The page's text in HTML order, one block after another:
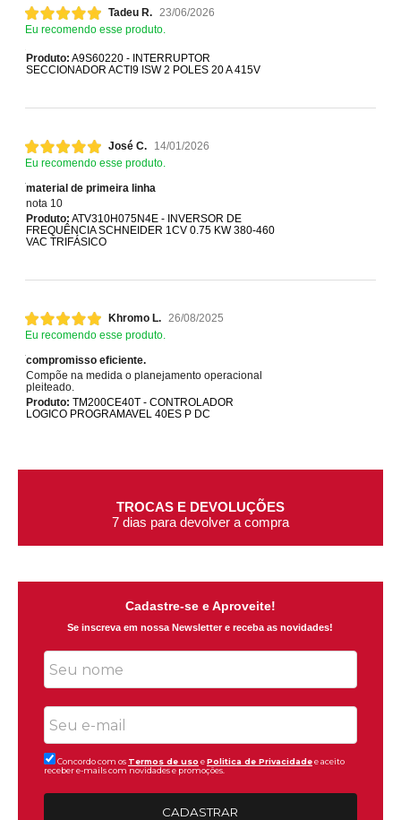
Tadeu R. 23/06/2026
Eu recomendo esse produto.
Produto: A9S60220 - INTERRUPTOR
SECCIONADOR ACTI9 ISW 2 POLES 20 A 415V
José C.
14/01/2026
Eu recomendo esse produto.
material de primeira linha
nota 10
Produto: ATV310H075N4E - INVERSOR DE
FREQUÊNCIA SCHNEIDER 1CV 0.75 KW 380-460
VAC TRIFÁSICO
Khromo L. 26/08/2025
Eu recomendo esse produto.
compromisso eficiente.
Compõe na medida o planejamento operacional
pleiteado.
Produto: TM200CE40T - CONTROLADOR
LOGICO PROGRAMAVEL 40ES P DC
TROCAS E DEVOLUÇÕES
7 dias para devolver a compra
Cadastre-se e Aproveite!
Se inscreva em nossa Newsletter e receba as novidades!
Concordo com os Termos de uso ePolitica de Privacidadee aceito
receber e-mails com novidades e promoções.
CADASTRAR